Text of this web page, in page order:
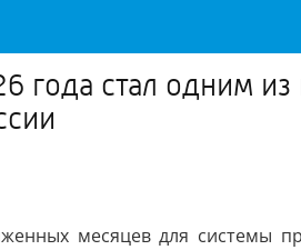
года стал одним
месяцев для системы